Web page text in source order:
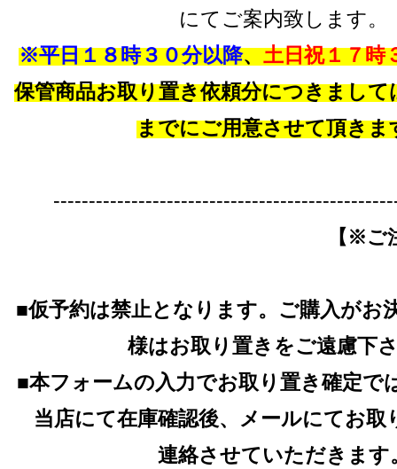
にてご案内致します。
※平日１８時３０分以降、土日祝１７時
保管商品お取り置き依頼分につきまして
までにご用意させて頂きま
【※ご
■仮予約は禁止となります。ご購入がお
様はお取り置きをご遠慮下
■本フォームの入力でお取り置き確定で
当店にて在庫確認後、メールにてお取
連絡させていただきます